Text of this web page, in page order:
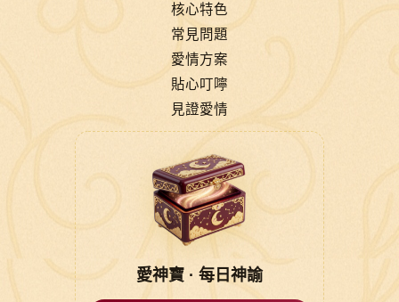
核心特色
常見問題
愛情方案
貼心叮嚀
見證愛情
愛神寶 · 每日神諭